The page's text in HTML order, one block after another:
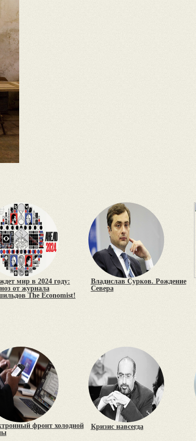
мир в 2024 году:
от журнала
The Economist!
Владислав Сурков. Рождение
Севера
фронт холодной
Кризис навсегда